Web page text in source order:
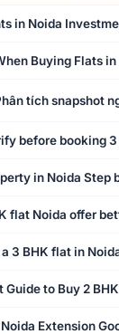
in Noida
Buying Flats
tích snapshot
before booking
in Noida Step
flat Noida offer
3 BHK flat in
to Buy 2
Extension